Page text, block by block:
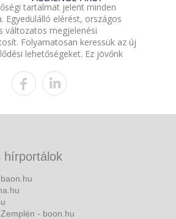
tartalmat jelent minden
Egyedülálló elérést, országos
változatos megjelenési
Folyamatosan keressük az új
lehetőségeket. Ez jövőnk
hírportálok
- boon.hu